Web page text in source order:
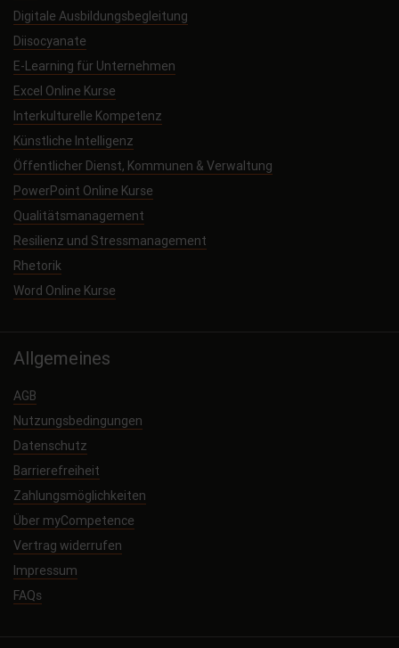
Digitale Ausbildungsbegleitung
Diisocyanate
E-Learning für Unternehmen
Excel Online Kurse
Interkulturelle Kompetenz
Künstliche Intelligenz
Öffentlicher Dienst, Kommunen & Verwaltung
PowerPoint Online Kurse
Qualitätsmanagement
Resilienz und Stressmanagement
Rhetorik
Word Online Kurse
Allgemeines
AGB
Nutzungsbedingungen
Datenschutz
Barrierefreiheit
Zahlungsmöglichkeiten
Über myCompetence
Vertrag widerrufen
Impressum
FAQs